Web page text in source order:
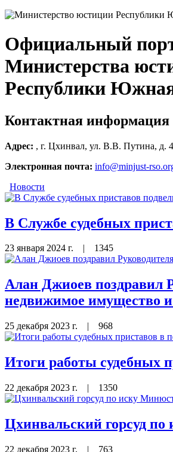
Официальный
Министерства
Республики
Контактная информация
Адрес: , г. Цхинвал, ул. В.В. Путина, д. 4
Электронная почта: info@minjust-
Новости
В Службе судебных
23 января 2024 г. 1345
Алан Джиоев поздравил
недвижимое имущество
25 декабря 2023 г. | 968
Итоги работы судебных
22 декабря 2023 г. | 1350
Цхинвальский горсуд
22 декабря 2023 г. | 763